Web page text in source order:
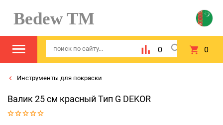
Bedew TM
0 0
Инструменты для покраски
Валик 25 см красный Тип G DEKOR